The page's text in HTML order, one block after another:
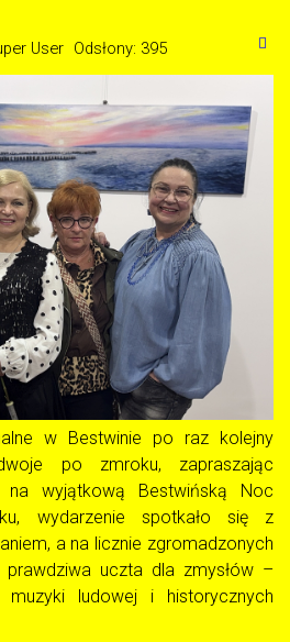
User Odsłony: 395
w Bestwinie po raz kolejny
po zmroku, zapraszając
wyjątkową Bestwińską Noc
wydarzenie spotkało się z
a na licznie zgromadzonych
prawdziwa uczta dla zmysłów –
muzyki ludowej i historycznych